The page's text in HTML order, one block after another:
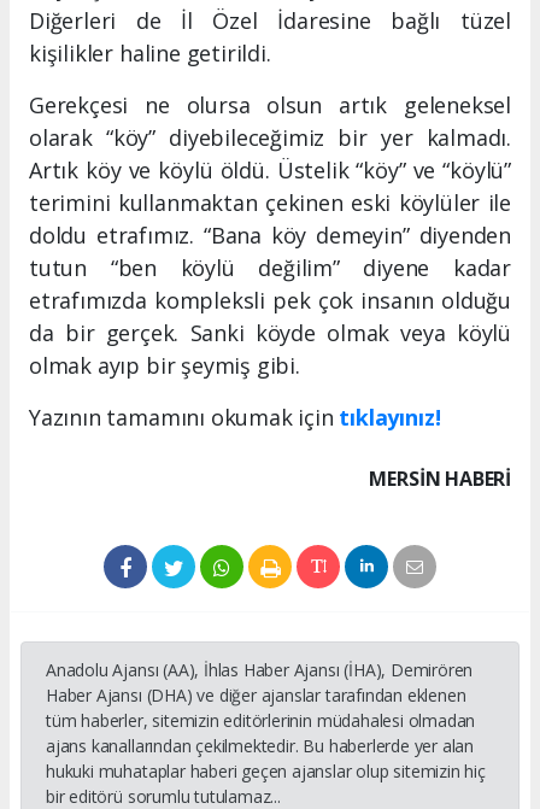
Diğerleri de İl Özel İdaresine bağlı tüzel
kişilikler haline getirildi.
Gerekçesi ne olursa olsun artık geleneksel
olarak “köy” diyebileceğimiz bir yer kalmadı.
Artık köy ve köylü öldü. Üstelik “köy” ve “köylü”
terimini kullanmaktan çekinen eski köylüler ile
doldu etrafımız. “Bana köy demeyin” diyenden
tutun “ben köylü değilim” diyene kadar
etrafımızda kompleksli pek çok insanın olduğu
da bir gerçek. Sanki köyde olmak veya köylü
olmak ayıp bir şeymiş gibi.
Yazının tamamını okumak için tıklayınız!
MERSIN HABERİ
Anadolu Ajansı (AA), İhlas Haber Ajansı (İHA), Demirören
Haber Ajansı (DHA) ve diğer ajanslar tarafından eklenen
tüm haberler, sitemizin editörlerinin müdahalesi olmadan
ajans kanallarından çekilmektedir. Bu haberlerde yer alan
hukuki muhataplar haberi geçen ajanslar olup sitemizin hiç
bir editörü sorumlu tutulamaz...